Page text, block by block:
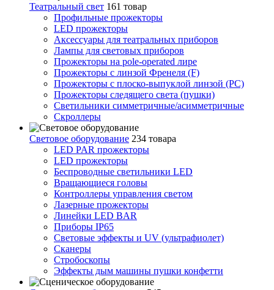
Театральный свет 161 товар
Профильные прожекторы
LED прожекторы
Аксессуары для театральных приборов
Лампы для световых приборов
Прожекторы на pole-operated лире
Прожекторы с линзой Френеля (F)
Прожекторы с плоско-выпуклой линзой (PC)
Прожекторы следящего света (пушки)
Светильники симметричные/асимметричные
Скроллеры
Световое оборудование 234 товара
LED PAR прожекторы
LED прожекторы
Беспроводные светильники LED
Вращающиеся головы
Контроллеры управления светом
Лазерные прожекторы
Линейки LED BAR
Приборы IP65
Световые эффекты и UV (ультрафиолет)
Сканеры
Стробоскопы
Эффекты дым машины пушки конфетти